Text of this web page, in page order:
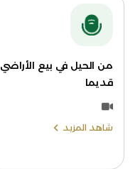
من الحيل في بيع الأراضي
قديما
شاهد المزيد